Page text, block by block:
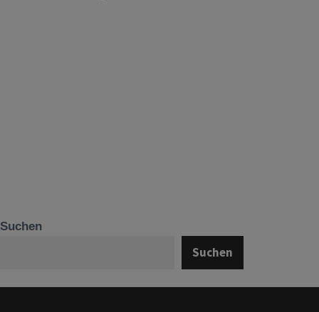
Suchen
Suchen